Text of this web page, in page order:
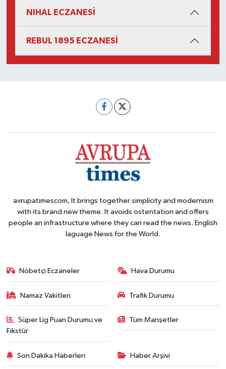
NIHAL ECZANESİ
REBUL 1895 ECZANESİ
avrupatimescom, It brings together simplicity and modernism
with its brand new theme. It avoids ostentation and offers
people an infrastructure where they can read the news. English
laguage News for the World.
Nöbetçi Eczaneler Hava Durumu
Namaz Vakitleri Trafik Durumu
Süper Lig Puan Durumu ve
Fikstür
Tüm Manşetler
Son Dakika Haberleri Haber Arşivi